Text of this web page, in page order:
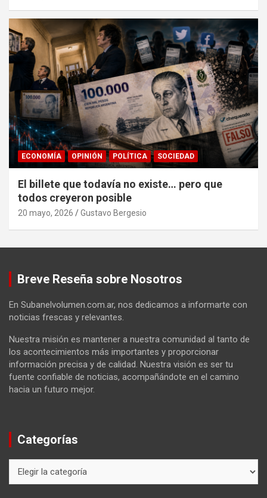
ECONOMÍA OPINIÓN POLÍTICA SOCIEDAD
El billete que todavía no existe… pero que
todos creyeron posible
20 mayo, 2026 Gustavo Bergesio
Breve Reseña sobre Nosotros
En Subanelvolumen.com.ar, nos dedicamos a informarte con
noticias frescas y relevantes.
Nuestra misión es mantener a nuestra comunidad al tanto de
los acontecimientos más importantes y proporcionar
información precisa y de calidad. Nuestra visión es ser tu
fuente confiable de noticias, acompañándote en el camino
hacia un futuro mejor.
Categorías